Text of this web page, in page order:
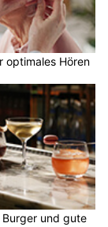
optimales Hören
und gute